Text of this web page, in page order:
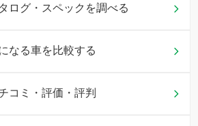
ログ・スペックを調べる
なる車を比較する
コミ・評価・評判